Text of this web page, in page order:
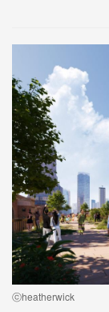
ⓒheatherwick